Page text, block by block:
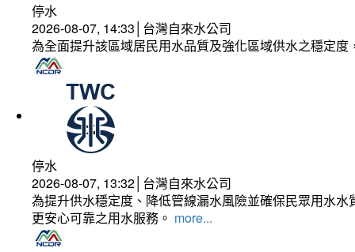
停水
2026-08-07, 14:33│台灣自來水公司
為全面提升該區域居民用水品質及強化區域供水之穩定
停水
2026-08-07, 13:32│台灣自來水公司
為提升供水穩定度、降低管線漏水風險並確保民眾用水
更安心可靠之用水服務。 more...